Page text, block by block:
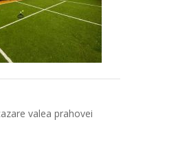
valea prahovei